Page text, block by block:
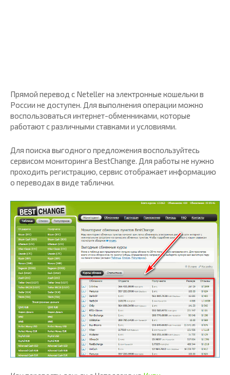
Прямой перевод с Neteller на электронные кошельки в
России не доступен. Для выполнения операции можно
воспользоваться интернет-обменниками, которые
работают с различными ставками и условиями.
Для поиска выгодного предложения воспользуйтесь
сервисом мониторинга BestChange. Для работы не нужно
проходить регистрацию, сервис отображает информацию
о переводах в виде таблички.